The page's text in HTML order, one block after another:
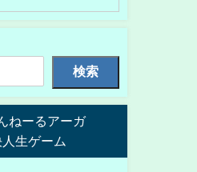
検索
ねーるアーガ
生ゲーム